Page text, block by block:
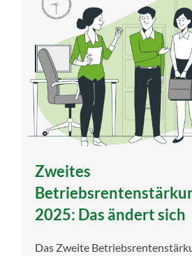
Zweites
2025: Das ändert sich
Das Zweite